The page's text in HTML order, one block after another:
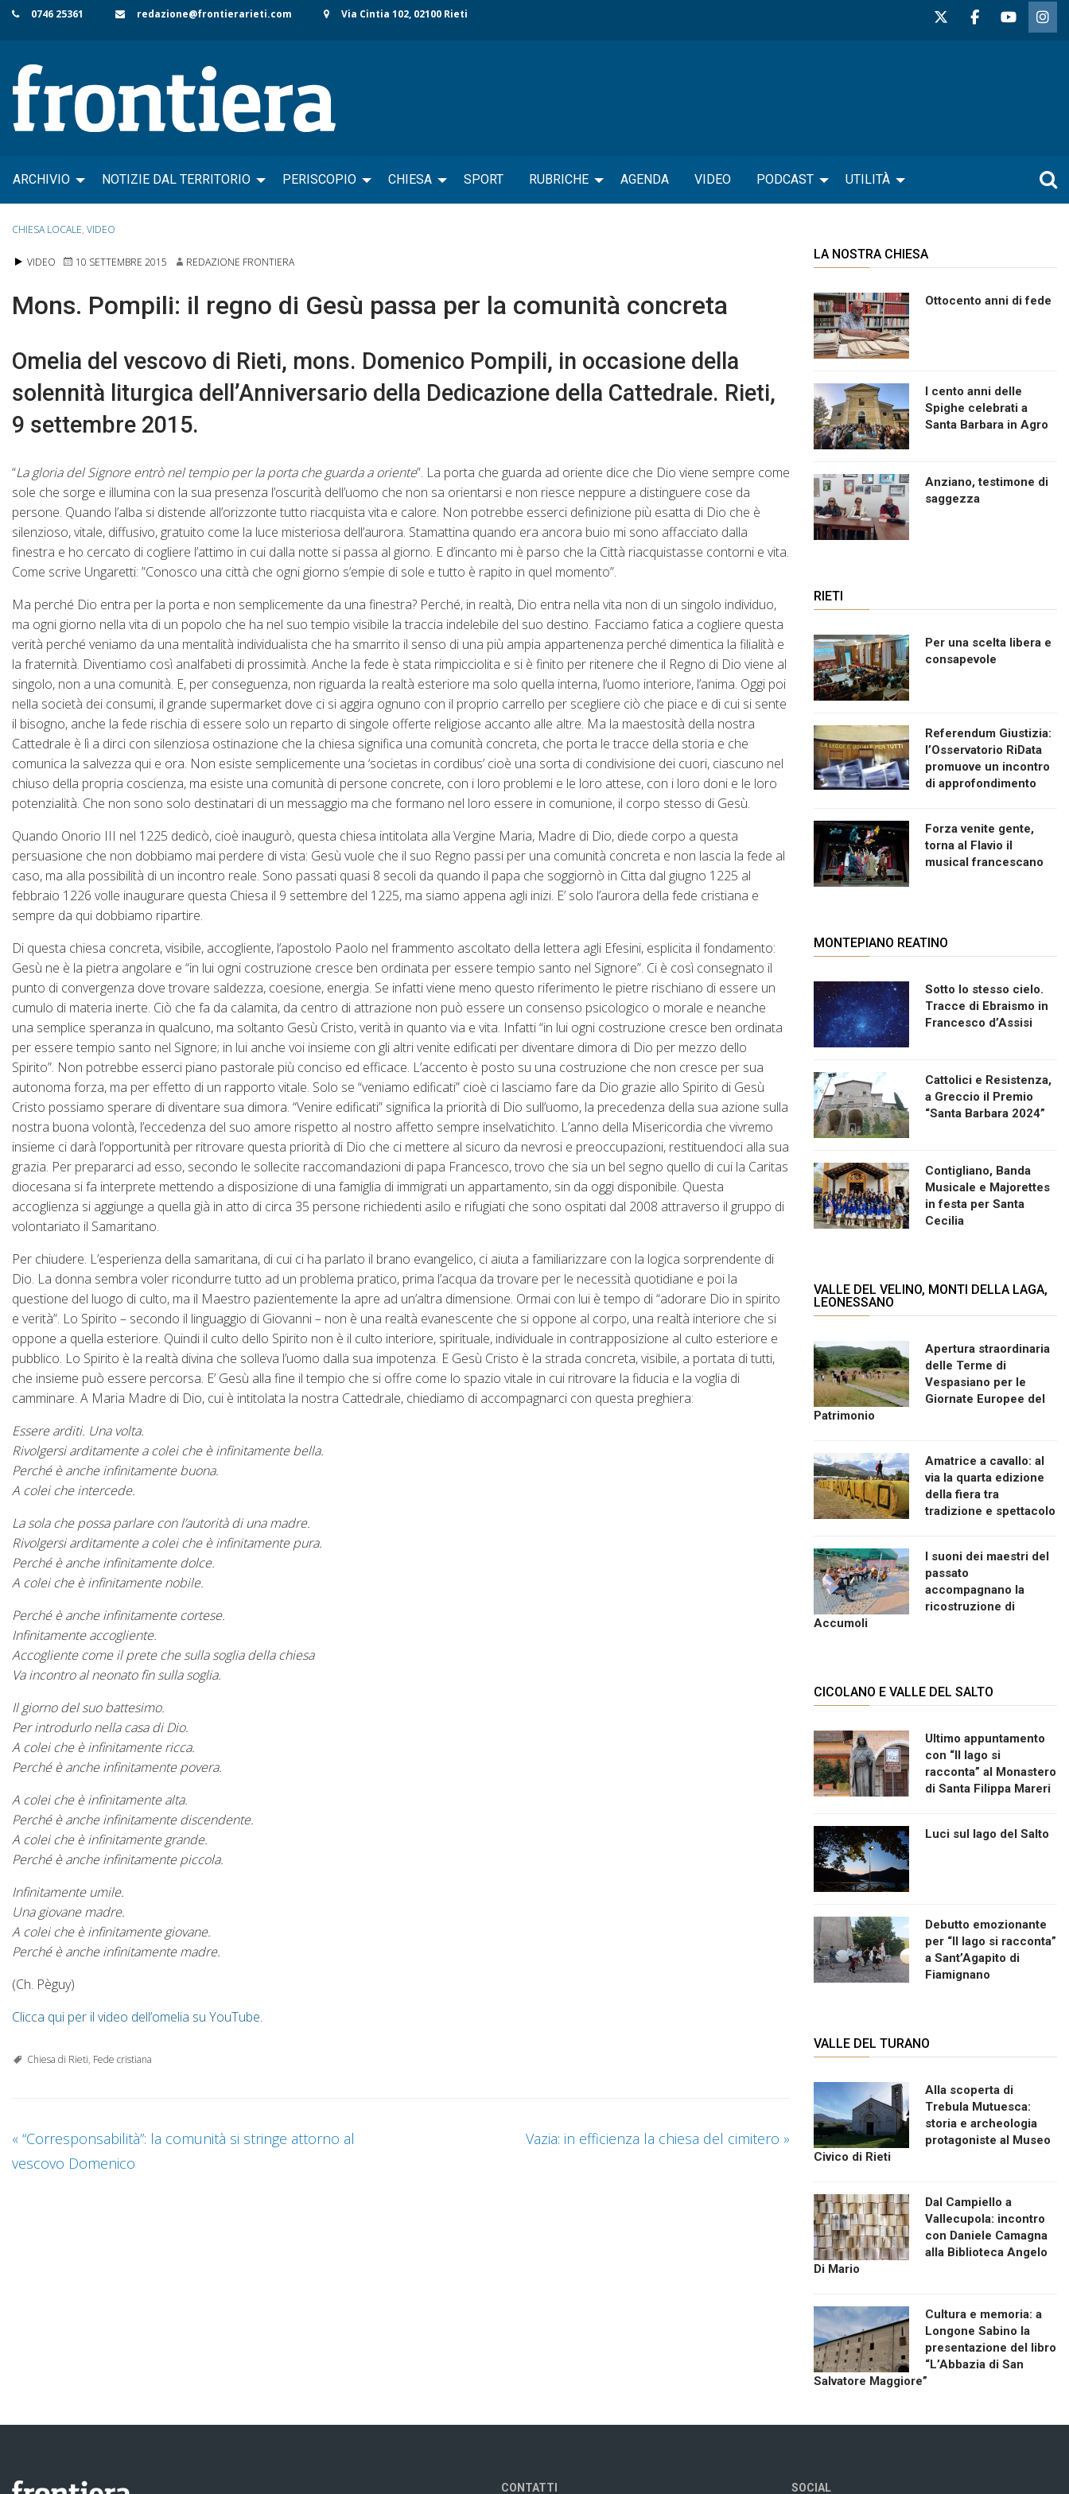
Skip
content
0746 25361 redazione@frontierarieti.com Via Cintia 102, 02100 Rieti
ARCHIVIO NOTIZIE DAL TERRITORIO PERISCOPIO CHIESA SPORT RUBRICHE AGENDA VIDEO PODCAST UTILITÀ
CHIESA LOCALE, VIDEO
VIDEO 10 SETTEMBRE 2015 REDAZIONE FRONTIERA
Mons. Pompili: il regno di Gesù passa per la comunità concreta
Omelia del vescovo di Rieti, mons. Domenico Pompili, in occasione della
solennità liturgica dell’Anniversario della Dedicazione della Cattedrale. Rieti,
9 settembre 2015.
“La gloria del Signore entrò nel tempio per la porta che guarda a oriente”. La porta che guarda ad oriente dice che Dio viene sempre come
sole che sorge e illumina con la sua presenza l’oscurità dell’uomo che non sa orientarsi e non riesce neppure a distinguere cose da
persone. Quando l’alba si distende all’orizzonte tutto riacquista vita e calore. Non potrebbe esserci definizione più esatta di Dio che è
silenzioso, vitale, diffusivo, gratuito come la luce misteriosa dell’aurora. Stamattina quando era ancora buio mi sono affacciato dalla
finestra e ho cercato di cogliere l’attimo in cui dalla notte si passa al giorno. E d’incanto mi è parso che la Città riacquistasse contorni e vita.
Come scrive Ungaretti: ”Conosco una città che ogni giorno s’empie di sole e tutto è rapito in quel momento”.
Ma perché Dio entra per la porta e non semplicemente da una finestra? Perché, in realtà, Dio entra nella vita non di un singolo individuo,
ma ogni giorno nella vita di un popolo che ha nel suo tempio visibile la traccia indelebile del suo destino. Facciamo fatica a cogliere questa
verità perché veniamo da una mentalità individualista che ha smarrito il senso di una più ampia appartenenza perché dimentica la filialità e
la fraternità. Diventiamo così analfabeti di prossimità. Anche la fede è stata rimpicciolita e si è finito per ritenere che il Regno di Dio viene al
singolo, non a una comunità. E, per conseguenza, non riguarda la realtà esteriore ma solo quella interna, l’uomo interiore, l’anima. Oggi poi
nella società dei consumi, il grande supermarket dove ci si aggira ognuno con il proprio carrello per scegliere ciò che piace e di cui si sente
il bisogno, anche la fede rischia di essere solo un reparto di singole offerte religiose accanto alle altre. Ma la maestosità della nostra
Cattedrale è lì a dirci con silenziosa ostinazione che la chiesa significa una comunità concreta, che porta le tracce della storia e che
comunica la salvezza qui e ora. Non esiste semplicemente una ‘societas in cordibus’ cioè una sorta di condivisione dei cuori, ciascuno nel
chiuso della propria coscienza, ma esiste una comunità di persone concrete, con i loro problemi e le loro attese, con i loro doni e le loro
potenzialità. Che non sono solo destinatari di un messaggio ma che formano nel loro essere in comunione, il corpo stesso di Gesù.
Quando Onorio III nel 1225 dedicò, cioè inaugurò, questa chiesa intitolata alla Vergine Maria, Madre di Dio, diede corpo a questa
persuasione che non dobbiamo mai perdere di vista: Gesù vuole che il suo Regno passi per una comunità concreta e non lascia la fede al
caso, ma alla possibilità di un incontro reale. Sono passati quasi 8 secoli da quando il papa che soggiornò in Citta dal giugno 1225 al
febbraio 1226 volle inaugurare questa Chiesa il 9 settembre del 1225, ma siamo appena agli inizi. E’ solo l’aurora della fede cristiana e
sempre da qui dobbiamo ripartire.
Di questa chiesa concreta, visibile, accogliente, l’apostolo Paolo nel frammento ascoltato della lettera agli Efesini, esplicita il fondamento:
Gesù ne è la pietra angolare e “in lui ogni costruzione cresce ben ordinata per essere tempio santo nel Signore”. Ci è così consegnato il
punto di convergenza dove trovare saldezza, coesione, energia. Se infatti viene meno questo riferimento le pietre rischiano di essere un
cumulo di materia inerte. Ciò che fa da calamita, da centro di attrazione non può essere un consenso psicologico o morale e neanche
una semplice speranza in qualcuno, ma soltanto Gesù Cristo, verità in quanto via e vita. Infatti “in lui ogni costruzione cresce ben ordinata
per essere tempio santo nel Signore; in lui anche voi insieme con gli altri venite edificati per diventare dimora di Dio per mezzo dello
Spirito”. Non potrebbe esserci piano pastorale più conciso ed efficace. L’accento è posto su una costruzione che non cresce per sua
autonoma forza, ma per effetto di un rapporto vitale. Solo se “veniamo edificati” cioè ci lasciamo fare da Dio grazie allo Spirito di Gesù
Cristo possiamo sperare di diventare sua dimora. “Venire edificati” significa la priorità di Dio sull’uomo, la precedenza della sua azione sulla
nostra buona volontà, l’eccedenza del suo amore rispetto al nostro affetto sempre inselvatichito. L’anno della Misericordia che vivremo
insieme ci darà l’opportunità per ritrovare questa priorità di Dio che ci mettere al sicuro da nevrosi e preoccupazioni, restituendoci alla sua
grazia. Per prepararci ad esso, secondo le sollecite raccomandazioni di papa Francesco, trovo che sia un bel segno quello di cui la Caritas
diocesana si fa interprete mettendo a disposizione di una famiglia di immigrati un appartamento, sin da oggi disponibile. Questa
accoglienza si aggiunge a quella già in atto di circa 35 persone richiedenti asilo e rifugiati che sono ospitati dal 2008 attraverso il gruppo di
volontariato il Samaritano.
Per chiudere. L’esperienza della samaritana, di cui ci ha parlato il brano evangelico, ci aiuta a familiarizzare con la logica sorprendente di
Dio. La donna sembra voler ricondurre tutto ad un problema pratico, prima l’acqua da trovare per le necessità quotidiane e poi la
questione del luogo di culto, ma il Maestro pazientemente la apre ad un’altra dimensione. Ormai con lui è tempo di “adorare Dio in spirito
e verità”. Lo Spirito – secondo il linguaggio di Giovanni – non è una realtà evanescente che si oppone al corpo, una realtà interiore che si
oppone a quella esteriore. Quindi il culto dello Spirito non è il culto interiore, spirituale, individuale in contrapposizione al culto esteriore e
pubblico. Lo Spirito è la realtà divina che solleva l’uomo dalla sua impotenza. E Gesù Cristo è la strada concreta, visibile, a portata di tutti,
che insieme può essere percorsa. E’ Gesù alla fine il tempio che si offre come lo spazio vitale in cui ritrovare la fiducia e la voglia di
camminare. A Maria Madre di Dio, cui è intitolata la nostra Cattedrale, chiediamo di accompagnarci con questa preghiera:
Essere arditi. Una volta.
Rivolgersi arditamente a colei che è infinitamente bella.
Perché è anche infinitamente buona.
A colei che intercede.
La sola che possa parlare con l’autorità di una madre.
Rivolgersi arditamente a colei che è infinitamente pura.
Perché è anche infinitamente dolce.
A colei che è infinitamente nobile.
Perché è anche infinitamente cortese.
Infinitamente accogliente.
Accogliente come il prete che sulla soglia della chiesa
Va incontro al neonato fin sulla soglia.
Il giorno del suo battesimo.
Per introdurlo nella casa di Dio.
A colei che è infinitamente ricca.
Perché è anche infinitamente povera.
A colei che è infinitamente alta.
Perché è anche infinitamente discendente.
A colei che è infinitamente grande.
Perché è anche infinitamente piccola.
Infinitamente umile.
Una giovane madre.
A colei che è infinitamente giovane.
Perché è anche infinitamente madre.
(Ch. Pèguy)
Clicca qui per il video dell’omelia su YouTube.
Chiesa di Rieti, Fede cristiana
« “Corresponsabilità”: la comunità si stringe attorno al
vescovo Domenico
Vazia: in efficienza la chiesa del cimitero »
LA NOSTRA CHIESA
Ottocento anni di fede
I cento anni delle
Spighe celebrati a
Santa Barbara in Agro
Anziano, testimone di
saggezza
RIETI
Per una scelta libera e
consapevole
Referendum Giustizia:
l’Osservatorio RiData
promuove un incontro
di approfondimento
Forza venite gente,
torna al Flavio il
musical francescano
MONTEPIANO REATINO
Sotto lo stesso cielo.
Tracce di Ebraismo in
Francesco d’Assisi
Cattolici e Resistenza,
a Greccio il Premio
“Santa Barbara 2024”
Contigliano, Banda
Musicale e Majorettes
in festa per Santa
Cecilia
VALLE DEL VELINO, MONTI DELLA LAGA,
LEONESSANO
Apertura straordinaria
delle Terme di
Vespasiano per le
Giornate Europee del
Patrimonio
Amatrice a cavallo: al
via la quarta edizione
della fiera tra
tradizione e spettacolo
I suoni dei maestri del
passato
accompagnano la
ricostruzione di
Accumoli
CICOLANO E VALLE DEL SALTO
Ultimo appuntamento
con “Il lago si
racconta” al Monastero
di Santa Filippa Mareri
Luci sul lago del Salto
Debutto emozionante
per “Il lago si racconta”
a Sant’Agapito di
Fiamignano
VALLE DEL TURANO
Alla scoperta di
Trebula Mutuesca:
storia e archeologia
protagoniste al Museo
Civico di Rieti
Dal Campiello a
Vallecupola: incontro
con Daniele Camagna
alla Biblioteca Angelo
Di Mario
Cultura e memoria: a
Longone Sabino la
presentazione del libro
“L’Abbazia di San
Salvatore Maggiore”
CONTATTI SOCIAL